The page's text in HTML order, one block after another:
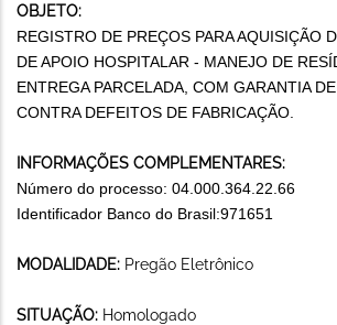
OBJETO:
REGISTRO DE PREÇOS PARA AQUISIÇÃO
DE APOIO HOSPITALAR - MANEJO DE
ENTREGA PARCELADA, COM GARANTIA
CONTRA DEFEITOS DE FABRICAÇÃO.
INFORMAÇÕES COMPLEMENTARES:
Número do processo: 04.000.364.22.66
Identificador Banco do Brasil:971651
MODALIDADE: Pregão Eletrônico
SITUAÇÃO: Homologado